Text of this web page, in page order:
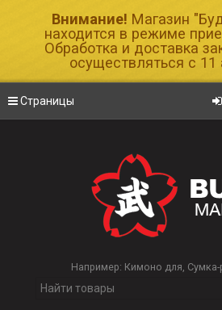
Внимание! Магазин
находится в режиме
Обработка и доставка
осуществляться с 11
Страницы
Например: Кимоно для